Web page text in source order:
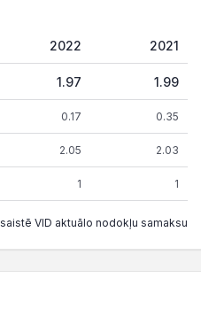
2022 2021
1.97 1.99
0.17 0.35
2.05 2.03
1 1
VID aktuālo nodokļu samaksu